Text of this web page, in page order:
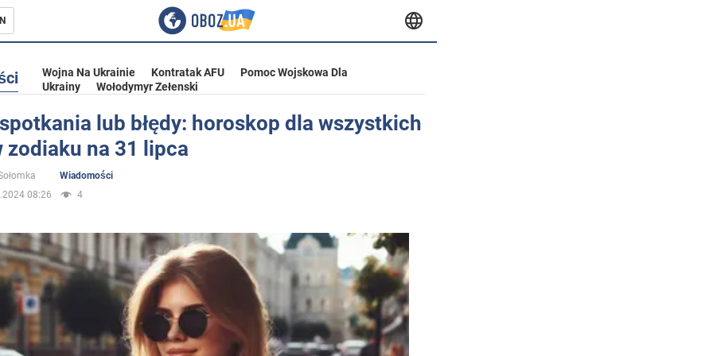
Ukrainie
Wojna Na Ukrainie Kontratak AFU
Pomoc Wojskowa Dla
Ukrainy
Wołodymyr Zełenski
lub błędy: horoskop dla wszystkich
zodiaku na 31 lipca
Wiadomości
08:26
4